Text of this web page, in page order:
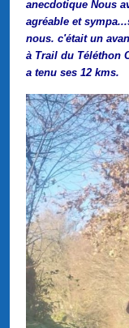
anecdotique Nous
agréable et
nous. c'était un
à Trail du Téléthon
a tenu ses 12 kms.